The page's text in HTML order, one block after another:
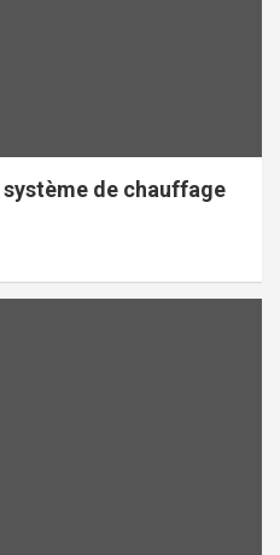
de chauffage